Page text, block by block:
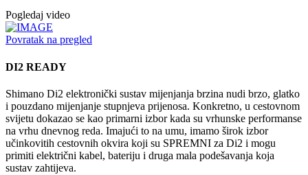
Pogledaj video
Povratak na pregled
DI2 READY
Shimano Di2 elektronički sustav mijenjanja brzina nudi brzo, glatko
i pouzdano mijenjanje stupnjeva prijenosa. Konkretno, u cestovnom
svijetu dokazao se kao primarni izbor kada su vrhunske performanse
na vrhu dnevnog reda. Imajući to na umu, imamo širok izbor
učinkovitih cestovnih okvira koji su SPREMNI za Di2 i mogu
primiti električni kabel, bateriju i druga mala podešavanja koja
sustav zahtijeva.